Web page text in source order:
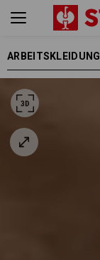
ARBEITSKLEIDUNG
ARBEITSHOSEN